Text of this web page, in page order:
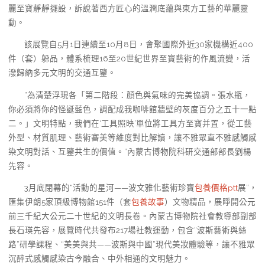
麗至寶靜靜擺設，訴說著西方匠心的溫潤底蘊與東方工藝的華麗靈
動。
該展覽自5月1日連續至10月8日，會聚國際外近30家機構近400
件（套）躲品，體系梳理16至20世紀世界至寶藝術的作風流變，活
潑歸納多元文明的交通互鑒。
“為清楚浮現各「第二階段：顏色與氣味的完美協調。張水瓶，
你必須將你的怪誕藍色，調配成我咖啡館牆壁的灰度百分之五十一點
二。」文明特點，我們在‘工具照映’單位將工具方至寶并置，從工藝
外型、材質肌理、藝術審美等維度對比解讀，讓不雅眾直不雅感觸感
染文明對話、互鑒共生的價值。”內蒙古博物院科研交通部部長劉楊
先容。
3月底閉幕的“活動的星河——波文雅化藝術珍寶包養價格ptt展”，
匯集伊朗5家頂級博物館151件（套包養故事）文物精品，展睜開公元
前三千紀大公元二十世紀的文明長卷。內蒙古博物院社會教導部副部
長石瑛先容，展覽時代共發布217場社教運動，包含“波斯藝術與絲
路”研學課程、“美美與共——波斯與中國”現代美妝體驗等，讓不雅眾
沉醉式感觸感染古今融合、中外相通的文明魅力。